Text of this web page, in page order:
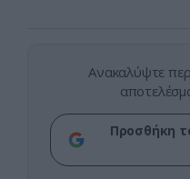
Ανακαλύψτε
Προσθήκη